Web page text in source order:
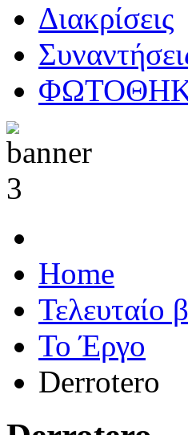
Διακρίσεις
Home
Τελευταίο
Το Έργο
Derrotero